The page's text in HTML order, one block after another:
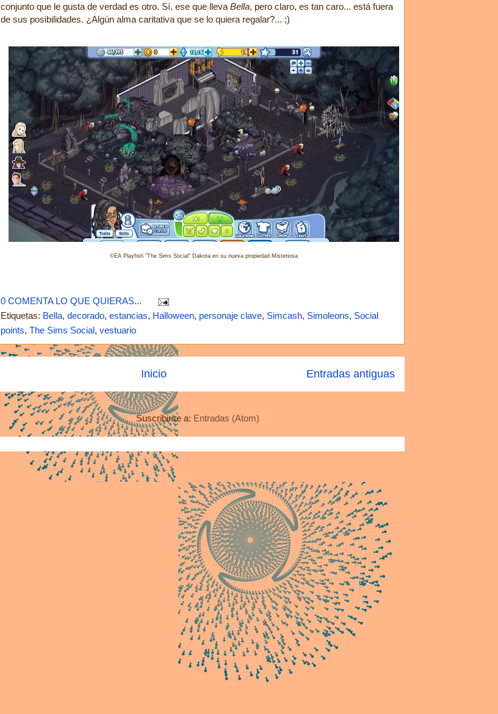
conjunto que le gusta de verdad es otro. Sí, ese que lleva Bella, pero claro, es tan caro... está fuera
de sus posibilidades. ¿Algún alma caritativa que se lo quiera regalar?... ;)
©EA Playfish "The Sims Social" Dakota en su nueva propiedad Misteriosa
0 COMENTA LO QUE QUIERAS...
Etiquetas: Bella, decorado, estancias, Halloween, personaje clave, Simcash, Simoleons, Social
points, The Sims Social, vestuario
Entradas antiguas
Inicio
Suscribirse a: Entradas (Atom)